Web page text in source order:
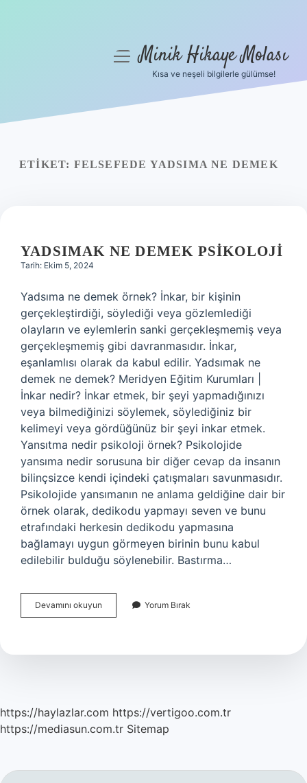
Yasal Uyarı
menüyüMinik Hikaye Molası
Kısa ve neşeli bilgilerle gülümse!
ETIKET: FELSEFEDE YADSIMA NE DEMEK
YADSIMAK NE DEMEK PSIKOLOJI
Tarih: Ekim 5, 2024
Yadsıma ne demek örnek? İnkar, bir kişinin
gerçekleştirdiği, söylediği veya gözlemlediği
olayların ve eylemlerin sanki gerçekleşmemiş veya
gerçekleşmemiş gibi davranmasıdır. İnkar,
eşanlamlısı olarak da kabul edilir. Yadsımak ne
demek ne demek? Meridyen Eğitim Kurumları |
İnkar nedir? İnkar etmek, bir şeyi yapmadığınızı
veya bilmediğinizi söylemek, söylediğiniz bir
kelimeyi veya gördüğünüz bir şeyi inkar etmek.
Yansıtma nedir psikoloji örnek? Psikolojide
yansıma nedir sorusuna bir diğer cevap da insanın
bilinçsizce kendi içindeki çatışmaları savunmasıdır.
Psikolojide yansımanın ne anlama geldiğine dair bir
örnek olarak, dedikodu yapmayı seven ve bunu
etrafındaki herkesin dedikodu yapmasına
bağlamayı uygun görmeyen birinin bunu kabul
edilebilir bulduğu söylenebilir. Bastırma…
Devamını okuyun Yadsımak
Ne
Yorum Bırak
https://haylazlar.com https://vertigoo.com.tr
https://mediasun.com.tr Sitemap